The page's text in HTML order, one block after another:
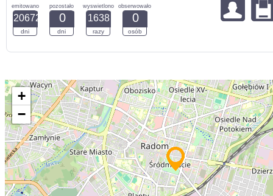
emitowano
20672
dni
pozostało
0
dni
wyswietlono
1638
razy
obserwowało
0
osób
+
−